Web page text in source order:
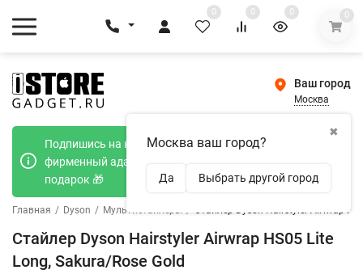
0 0 0 0
Ваш город
Москва
✖
Москва ваш город?
Да Выбрать другой город
Подпишись на наш телеграмм канал и получи
фирменный адаптер Type-C 20W при покупке в
подарок 🎁
Главная / Dyson / Мультистайлеры / Стайлер Dyson Hairstyler Airwrap
Стайлер Dyson Hairstyler Airwrap HS05 Lite
Long, Sakura/Rose Gold